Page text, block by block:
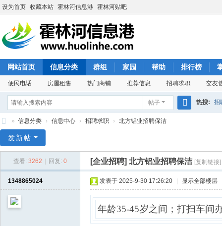
设为首页 收藏本站 霍林河信息港 霍林河贴吧
网站首页 信息分类 群组 家园 帮助 排行榜
便民电话 房屋租售 热门商铺 推荐信息 招聘求职 交友
帖子 热搜: 招
林
» 信息分类 › 信息中心 › 招聘求职 › 北方铝业招聘保洁
发新帖
查看: 3262 回复: 0 [企业招聘] 北方铝业招聘保洁 [复制链接]
1348865024 发表于 2025-9-30 17:26:20 显示全部楼层
年龄35-45岁之间；打扫车间